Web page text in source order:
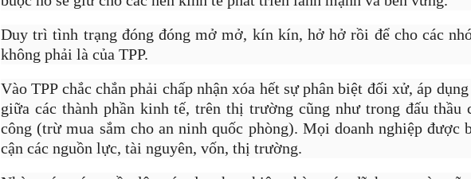
Duy trì tình trạng đóng đóng mở mở, kín kín, hở hở rồi để cho các
không phải là của TPP.
Vào TPP chắc chắn phải chấp nhận xóa hết sự phân biệt đối xử, áp
giữa các thành phần kinh tế, trên thị trường cũng như trong đấu thầu
công (trừ mua sắm cho an ninh quốc phòng). Mọi doanh nghiệp được
cận các nguồn lực, tài nguyên, vốn, thị trường.
Jason Nguyễn thường xuyên đăng tải hình ảnh về cuộc sống xa hoa với nhiều xe sang, du
những chuyến du lịch mua sắm thả ga ở nước ngoài.